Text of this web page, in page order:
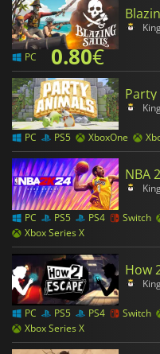
PC 0.80€
Party
PC PS5 XboxOne
NBA
PC PS5 PS4 Switch
Xbox Series X
How
PC PS5 PS4 Switch
Xbox Series X